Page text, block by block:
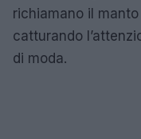
richiamano il
catturando
di moda.